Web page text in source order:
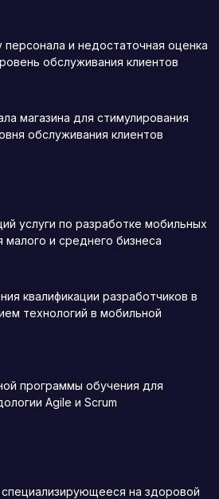
и недостаточная оценка
обслуживания клиентов
магазина для стимулирования
обслуживания клиентов
услуги по разработке мобильных
малого и среднего бизнеса
квалификации разработчиков в
технологий в мобильной
программы обучения для
Agile и Scrum
на здоровой